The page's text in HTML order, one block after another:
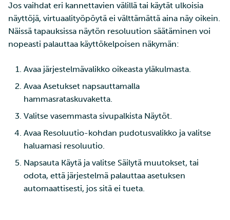
Jos vaihdat eri kannettavien välillä tai käytät ulkoisia
näyttöjä, virtuaalityöpöytä ei välttämättä aina näy oikein.
Näissä tapauksissa näytön resoluution säätäminen voi
nopeasti palauttaa käyttökelpoisen näkymän:
Avaa järjestelmävalikko oikeasta yläkulmasta.
Avaa Asetukset napsauttamalla
hammasrataskuvaketta.
Valitse vasemmasta sivupalkista Näytöt.
Avaa Resoluutio-kohdan pudotusvalikko ja valitse
haluamasi resoluutio.
Napsauta Käytä ja valitse Säilytä muutokset, tai
odota, että järjestelmä palauttaa asetuksen
automaattisesti, jos sitä ei tueta.